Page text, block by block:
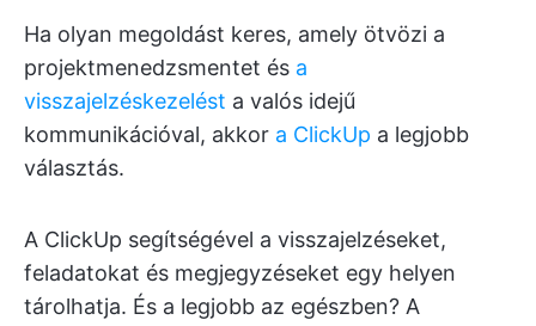
Ha olyan megoldást keres, amely ötvözi a
projektmenedzsmentet és a
visszajelzéskezelést a valós idejű
kommunikációval, akkor a ClickUp a legjobb
választás.
A ClickUp segítségével a visszajelzéseket,
feladatokat és megjegyzéseket egy helyen
tárolhatja. És a legjobb az egészben? A